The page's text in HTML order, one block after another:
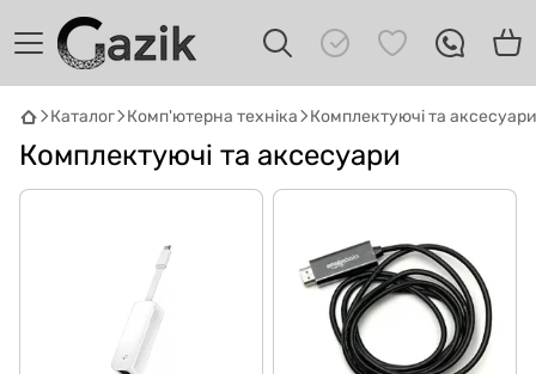
Каталог Комп'ютерна техніка Комплектуючі та аксесуари
Комплектуючі та аксесуари
GAZIKAI
Онлайн · пошук техніки
підібрати вживану комп'ютерну техніку.
Що шукаєш?